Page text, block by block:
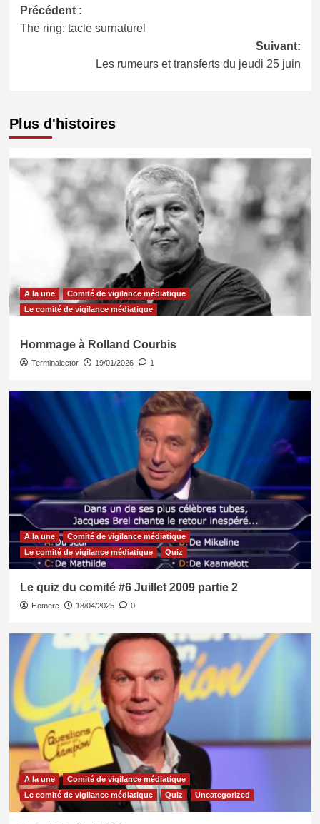
Navigation
d’article
Précédent :
The ring: tacle surnaturel
Suivant:
Les rumeurs et transferts du jeudi 25 juin
Plus d'histoires
A la une
Comité de vigilance médiatique
Le comité de vigilance médiatique
Hommage à Rolland Courbis
Terminalector 19/01/2026 1
A la une
Comité de vigilance médiatique
Le comité de vigilance médiatique
Quiz
Le quiz du comité #6 Juillet 2009 partie 2
Homerc 18/04/2025 0
A la une
Comité de vigilance médiatique
Le comité de vigilance médiatique
Quiz Uncategorized